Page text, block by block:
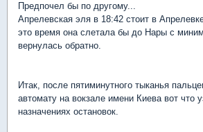
Предпочел бы по другому...
Апрелевская эля в 18:42 стоит в
это время она слетала бы до Нары с
вернулась обратно.
Итак, после пятиминутного тыканья
автомату на вокзале имени Киева вот что
назначениях остановок.